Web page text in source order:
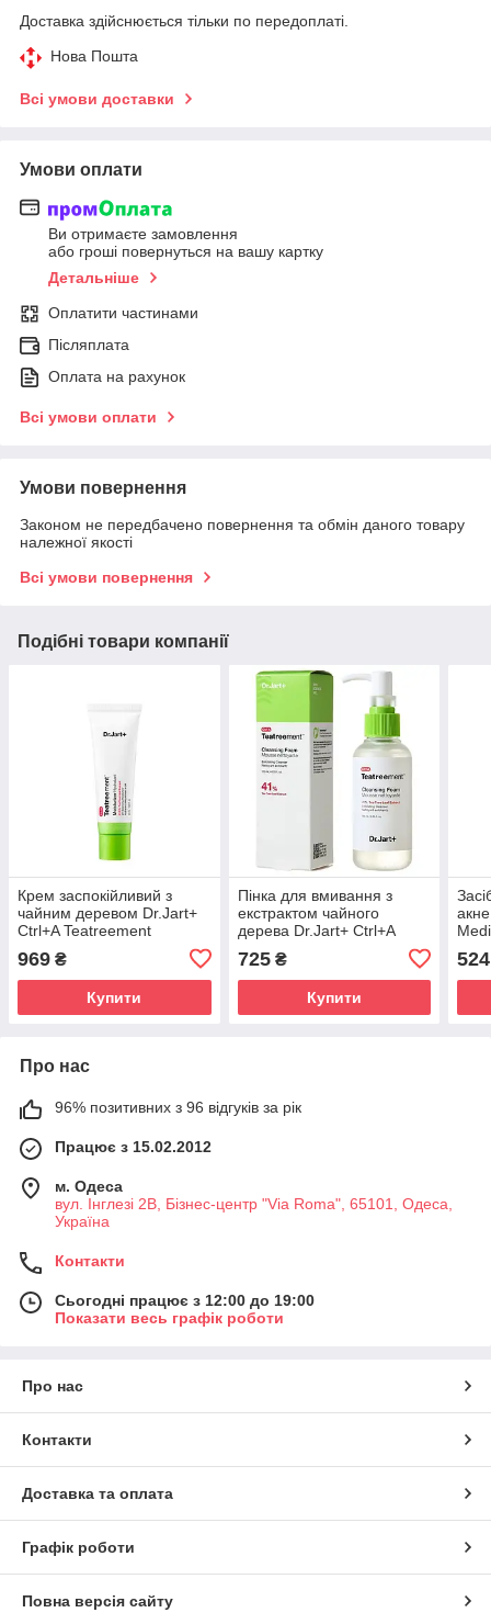
Доставка здійснюється тільки по передоплаті.
Нова Пошта
Всі умови доставки
Умови оплати
Ви отримаєте замовлення
або гроші повернуться на вашу картку
Детальніше
Оплатити частинами
Післяплата
Оплата на рахунок
Всі умови оплати
Умови повернення
Законом не передбачено повернення та обмін даного товару
належної якості
Всі умови повернення
Подібні товари компанії
Крем заспокійливий з
чайним деревом Dr.Jart+
Ctrl+A Teatreement
969 ₴
Купити
Пінка для вмивання з
екстрактом чайного
дерева Dr.Jart+ Ctrl+A
Foam 120ml
725₴
Купити
524
Про нас
96% позитивних з 96 відгуків за рік
Працює з 15.02.2012
м. Одеса
вул. Інглезі 2В, Бізнес-центр "Via Roma", 65101, Одеса,
Україна
Контакти
Сьогодні працює з 12:00 до 19:00
Показати весь графік роботи
Про нас
Контакти
Доставка та оплата
Графік роботи
Повна версія сайту